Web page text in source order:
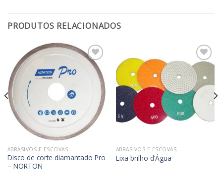
PRODUTOS RELACIONADOS
Adicionar
ABRASIVOS E ESCOVAS
Disco de corte diamantado Pro
– NORTON
Adicionar
aos
meus
desejos
ABRASIVOS E ESCOVAS
Lixa brilho d’Água